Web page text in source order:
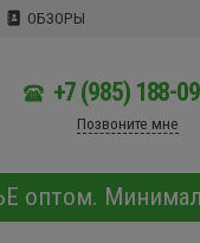
ОБЗОРЫ
+7 (985) 188-
Позвоните мне
оптом.